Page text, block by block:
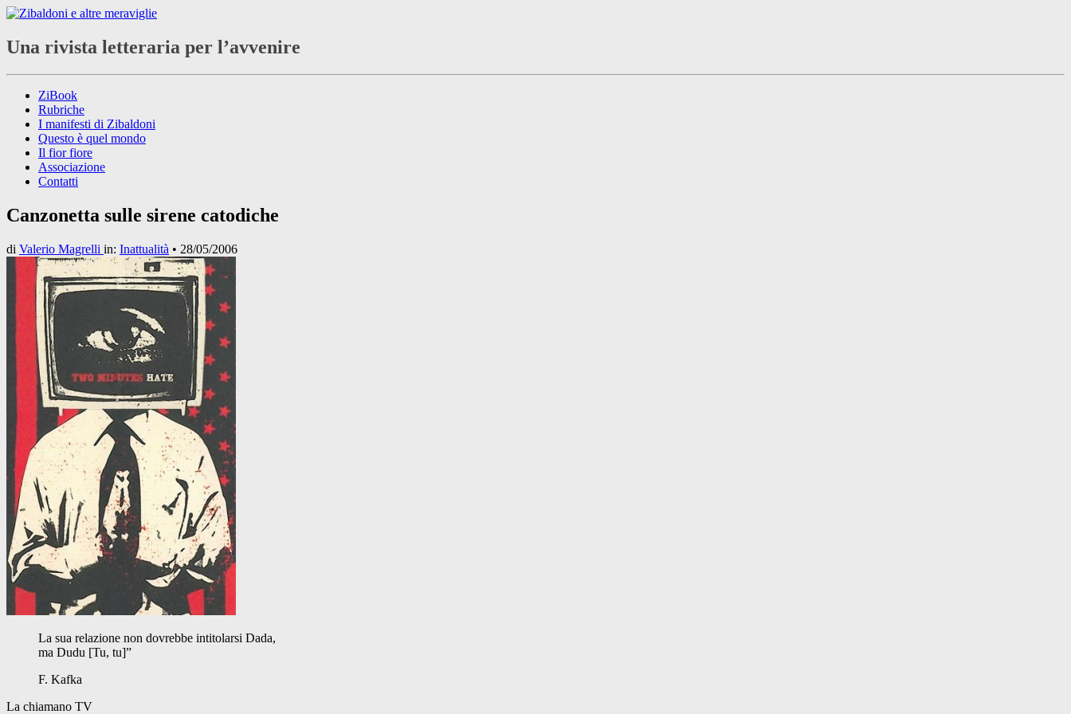
Una rivista letteraria per l’avvenire
ZiBook
Rubriche
I manifesti di Zibaldoni
Questo è quel mondo
Il fior fiore
Associazione
Contatti
Canzonetta sulle sirene catodiche
di Valerio Magrelli in: Inattualità • 28/05/2006
La sua relazione non dovrebbe intitolarsi Dada,
ma Dudu [Tu, tu]”
F. Kafka
La chiamano TV